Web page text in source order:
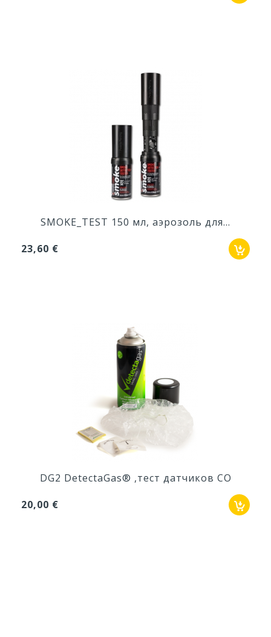
SMOKE_TEST 150 мл, аэрозоль для...
23,60 €
DG2 DetectaGas® ,тест датчиков СО
20,00 €